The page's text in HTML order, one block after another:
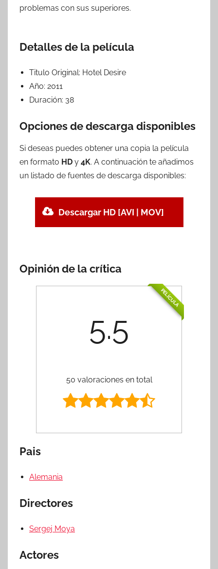
problemas con sus superiores.
Detalles de la película
Titulo Original: Hotel Desire
Año: 2011
Duración: 38
Opciones de descarga disponibles
Si deseas puedes obtener una copia la película
en formato HD y 4K. A continuación te añadimos
un listado de fuentes de descarga disponibles:
Descargar HD [AVI | MOV]
Opinión de la crítica
PELÍCULA
5.5
50 valoraciones en total
Pais
Alemania
Directores
Sergej Moya
Actores